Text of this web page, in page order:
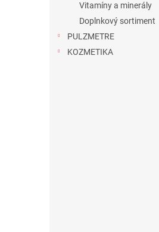
Vitamíny a minerály
Doplnkový sortiment
PULZMETRE
KOZMETIKA